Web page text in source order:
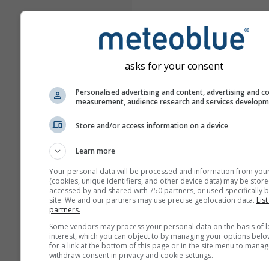
asks for your consent
Personalised advertising and content, advertising and
measurement, audience research and services
Store and/or access information on a device
Learn more
Your personal data will be processed and information from
(cookies, unique identifiers, and other device data) may be
accessed by and shared with 750 partners, or used specifically
site. We and our partners may use precise geolocation data.
partners.
Some vendors may process your personal data on the basis of
interest, which you can object to by managing your options
for a link at the bottom of this page or in the site menu to
withdraw consent in privacy and cookie settings.